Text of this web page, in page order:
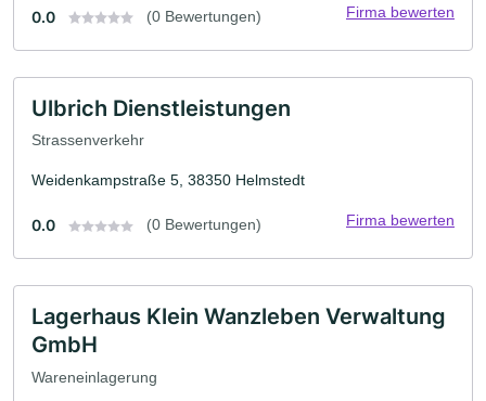
0.0 (0 Bewertungen) Firma bewerten
Ulbrich Dienstleistungen
Strassenverkehr
Weidenkampstraße 5, 38350 Helmstedt
0.0 (0 Bewertungen) Firma bewerten
Lagerhaus Klein Wanzleben Verwaltung
GmbH
Wareneinlagerung